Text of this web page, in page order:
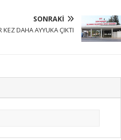
SONRAKI
KEZ DAHA AYYUKA ÇIKTI